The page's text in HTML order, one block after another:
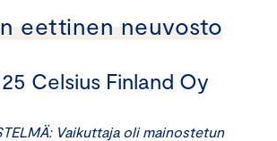
eettinen neuvosto
Celsius Finland Oy
Vaikuttaja oli mainostetun